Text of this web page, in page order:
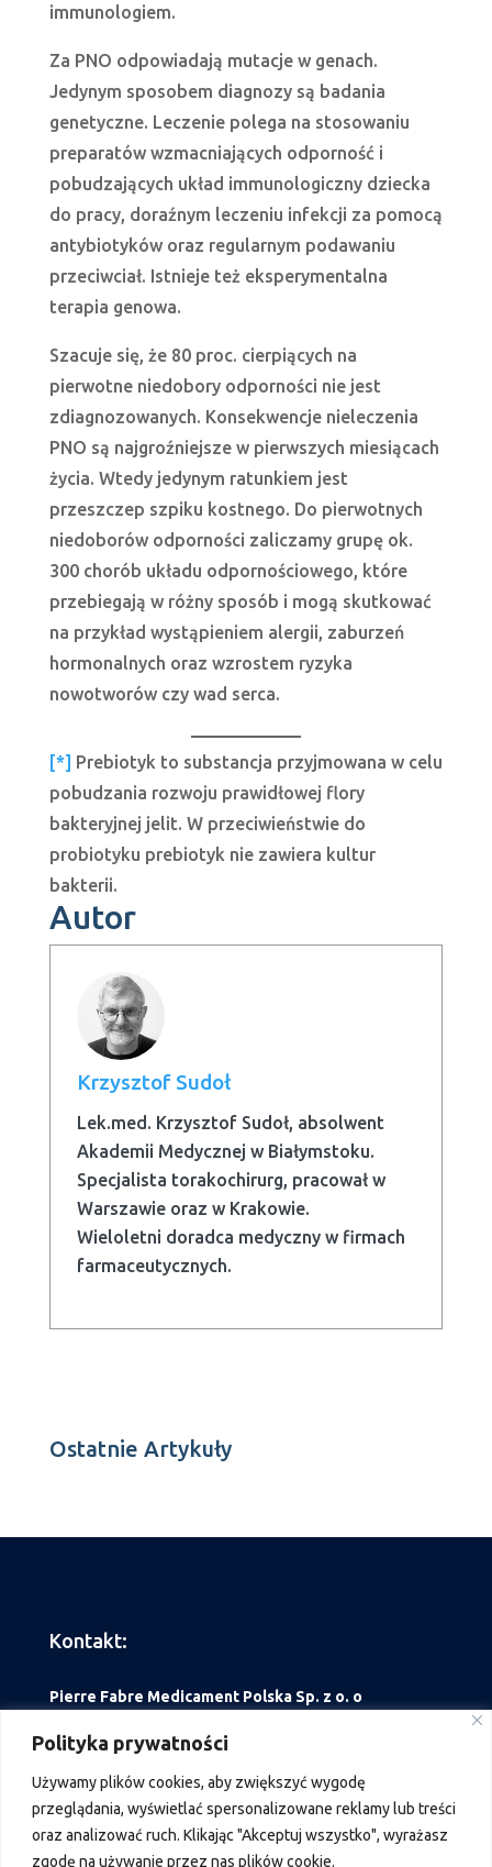
Polityka prywatności
Używamyplikówcookies, aby zwiększyć wygodę
przeglądania, wyświetlać spersonalizowane reklamylub treści
oraz analizować ruch. Klikając "Akceptuj wszystko", wyrażasz
zgodę na używanie przez nas plikówcookie.
immunologiem.
Za PNO odpowiadają mutacje w genach.
Jedynym sposobem diagnozy są badania
genetyczne. Leczenie polega na stosowaniu
preparatów wzmacniających odporność i
pobudzających układ immunologiczny dziecka
do pracy, doraźnym leczeniu infekcji za pomocą
antybiotyków oraz regularnym podawaniu
przeciwciał. Istnieje też eksperymentalna
terapia genowa.
Szacuje się, że 80 proc. cierpiących na
pierwotne niedobory odporności nie jest
zdiagnozowanych. Konsekwencje nieleczenia
PNO są najgroźniejsze w pierwszych miesiącach
życia. Wtedy jedynym ratunkiem jest
przeszczep szpiku kostnego. Do pierwotnych
niedoborów odporności zaliczamy grupę ok.
300 chorób układu odpornościowego, które
przebiegają w różny sposób i mogą skutkować
na przykład wystąpieniem alergii, zaburzeń
hormonalnych oraz wzrostem ryzyka
nowotworów czy wad serca.
[*] Prebiotyk to substancja przyjmowana w celu
pobudzania rozwoju prawidłowej flory
bakteryjnej jelit. W przeciwieństwie do
probiotyku prebiotyk nie zawiera kultur
bakterii.
Autor
Krzysztof Sudoł
Lek.med. Krzysztof Sudoł, absolwent
Akademii Medycznej w Białymstoku.
Specjalista torakochirurg, pracował w
Warszawie oraz w Krakowie.
Wieloletni doradca medyczny w firmach
farmaceutycznych.
Ostatnie Artykuły
Kontakt:
Pierre Fabre Medicament Polska Sp. z o. o
00 – 762 Warszawa
tel. +48 22 559 63 00
Fax: +48 22 559 63 89